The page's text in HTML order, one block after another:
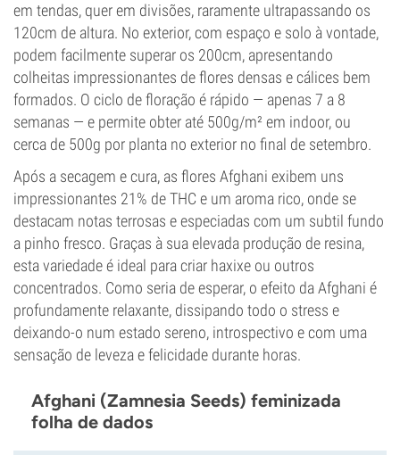
em tendas, quer em divisões, raramente ultrapassando os
120cm de altura. No exterior, com espaço e solo à vontade,
podem facilmente superar os 200cm, apresentando
colheitas impressionantes de flores densas e cálices bem
formados. O ciclo de floração é rápido — apenas 7 a 8
semanas — e permite obter até 500g/m² em indoor, ou
cerca de 500g por planta no exterior no final de setembro.
Após a secagem e cura, as flores Afghani exibem uns
impressionantes 21% de THC e um aroma rico, onde se
destacam notas terrosas e especiadas com um subtil fundo
a pinho fresco. Graças à sua elevada produção de resina,
esta variedade é ideal para criar haxixe ou outros
concentrados. Como seria de esperar, o efeito da Afghani é
profundamente relaxante, dissipando todo o stress e
deixando-o num estado sereno, introspectivo e com uma
sensação de leveza e felicidade durante horas.
Afghani (Zamnesia Seeds) feminizada
folha de dados